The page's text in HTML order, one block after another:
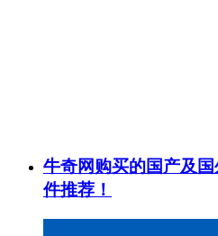
牛奇网购买的国产及
件推荐！